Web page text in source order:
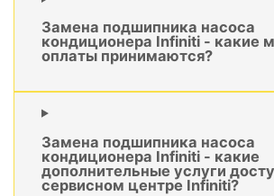
Замена подшипника насоса
кондиционера Infiniti - какие
оплаты принимаются?
Замена подшипника насоса
кондиционера Infiniti - какие
дополнительные услуги
сервисном центре Infiniti?